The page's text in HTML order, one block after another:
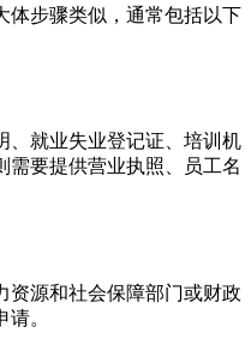
体步骤类似，通常包括以下
、就业失业登记证、培训机
需要提供营业执照、员工名
资源和社会保障部门或财政
。